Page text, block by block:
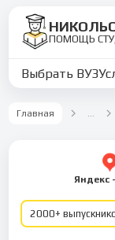
ПОМОЩЬ
Выбрать ВУЗ
Главная …
Яндекс
2000+